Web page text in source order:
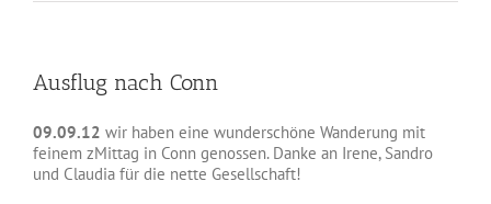
Ausflug nach Conn
09.09.12 wir haben eine wunderschöne Wanderung mit
feinem zMittag in Conn genossen. Danke an Irene, Sandro
und Claudia für die nette Gesellschaft!